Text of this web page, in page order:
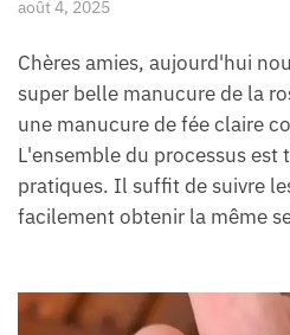
août 4, 2025
Chères amies, aujourd'hui
super belle manucure de la
une manucure de fée claire
L'ensemble du processus
pratiques. Il suffit de suivre
facilement obtenir la même